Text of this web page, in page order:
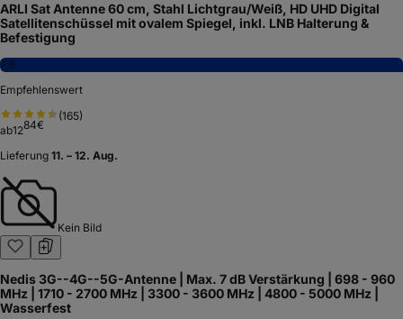
ARLI Sat Antenne 60 cm, Stahl Lichtgrau/Weiß, HD UHD Digital
Satellitenschüssel mit ovalem Spiegel, inkl. LNB Halterung &
Befestigung
7,8
Empfehlenswert
(165)
ab1284€
Lieferung 11. – 12. Aug.
Kein Bild
Nedis 3G--4G--5G-Antenne | Max. 7 dB Verstärkung | 698 - 960
MHz | 1710 - 2700 MHz | 3300 - 3600 MHz | 4800 - 5000 MHz |
Wasserfest